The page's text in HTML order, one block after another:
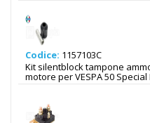
Codice: 1157103C
Kit silentblock tampone
motore per VESPA 50